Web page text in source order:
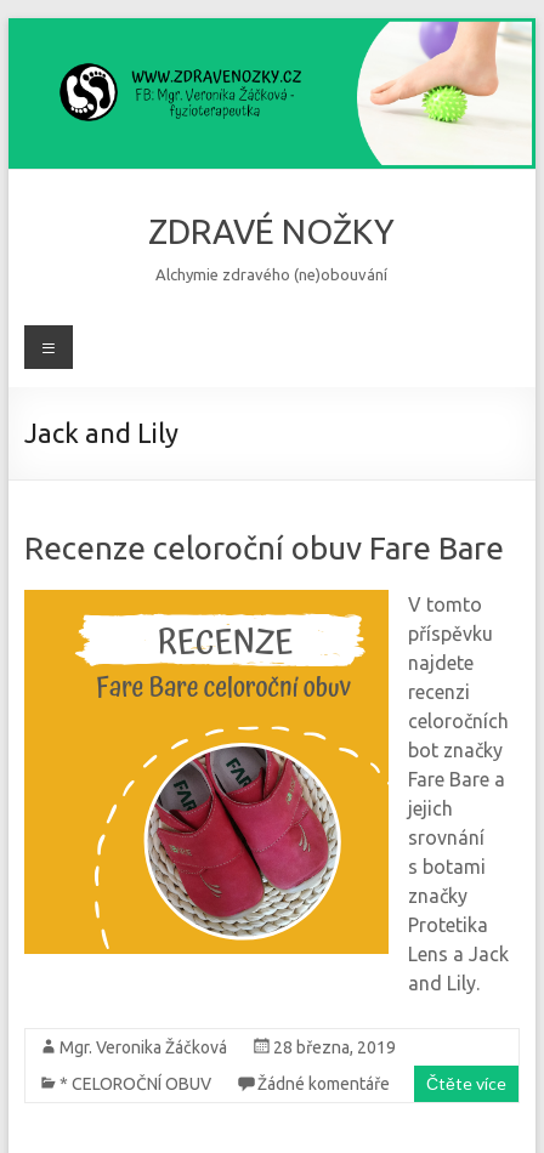
content
ZDRAVÉ NOŽKY
Alchymie zdravého (ne)obouvání
Menu
Jack and Lily
Recenze celoroční obuv Fare Bare
V tomto
příspěvku
najdete
recenzi
celoročních
bot značky
Fare Bare a
jejich
srovnání
s botami
značky
Protetika
Lens a Jack
and Lily.
Mgr. Veronika Žáčková
28 března, 2019
* CELOROČNÍ OBUV
Žádné komentáře Čtěte více